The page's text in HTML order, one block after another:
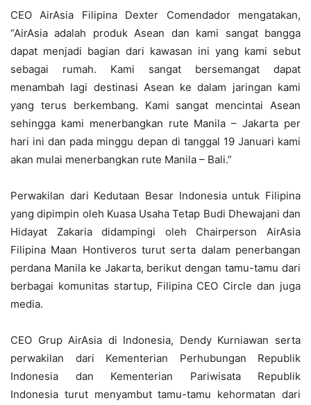
CEO AirAsia Filipina Dexter Comendador mengatakan,
“AirAsia adalah produk Asean dan kami sangat bangga
dapat menjadi bagian dari kawasan ini yang kami sebut
sebagai rumah. Kami sangat bersemangat dapat
menambah lagi destinasi Asean ke dalam jaringan kami
yang terus berkembang. Kami sangat mencintai Asean
sehingga kami menerbangkan rute Manila – Jakarta per
hari ini dan pada minggu depan di tanggal 19 Januari kami
akan mulai menerbangkan rute Manila – Bali.”
Perwakilan dari Kedutaan Besar Indonesia untuk Filipina
yang dipimpin oleh Kuasa Usaha Tetap Budi Dhewajani dan
Hidayat Zakaria didampingi oleh Chairperson AirAsia
Filipina Maan Hontiveros turut serta dalam penerbangan
perdana Manila ke Jakarta, berikut dengan tamu-tamu dari
berbagai komunitas startup, Filipina CEO Circle dan juga
media.
CEO Grup AirAsia di Indonesia, Dendy Kurniawan serta
perwakilan dari Kementerian Perhubungan Republik
Indonesia dan Kementerian Pariwisata Republik
Indonesia turut menyambut tamu-tamu kehormatan dari